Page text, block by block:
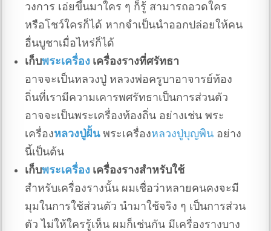
วงการ เอ่ยขึ้นมาใคร ๆ ก็รู้ สามารถอวดใคร
หรือโชว์ใครก็ได้ หากจำเป็นนำออกปล่อยให้คน
อื่นบูชาเมื่อไหร่ก็ได้
เก็บพระเครื่อง เครื่องรางที่ศรัทธา
อาจจะเป็นหลวงปู่ หลวงพ่อครูบาอาจารย์ท้อง
ถิ่นที่เรามีความเคารพศรัทธาเป็นการส่วนตัว
อาจจะเป็นพระเครื่องท้องถิ่น อย่างเช่น พระ
เครื่องหลวงปู่ฝั้นพระเครื่องหลวงปู่บุญพิน อย่าง
นี้เป็นต้น
เก็บพระเครื่อง เครื่องรางสำหรับใช้
สำหรับเครื่องรางนั้น ผมเชื่อว่าหลายคนคงจะมี
มุมในการใช้ส่วนตัว นำมาใช้จริง ๆ เป็นการส่วน
ตัว ไม่ให้ใครรู้เห็น ผมก็เช่นกัน มีเครื่องรางบาง